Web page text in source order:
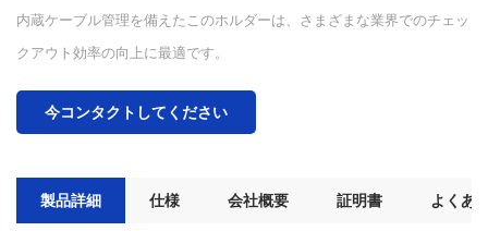
内蔵ケーブル管理を備えたこのホルダーは、さまざまな業界でのチェッ
クアウト効率の向上に最適です。
今コンタクトしてください
製品詳細 仕様 会社概要 証明書 よくあ